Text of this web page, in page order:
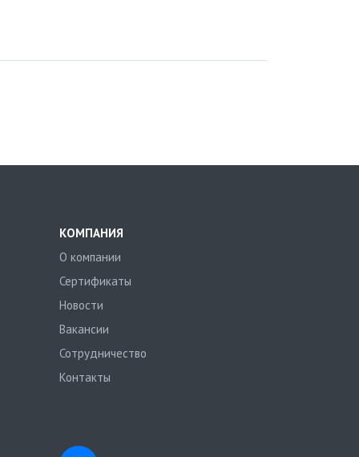
КОМПАНИЯ
О компании
Сертификаты
Новости
Вакансии
Сотрудничество
Контакты